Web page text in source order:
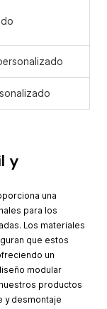
y
una
para los
Los materiales
que estos
un
modular
productos
y desmontaje